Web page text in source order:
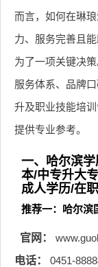
而言，如何在琳
力、服务完善且
为了一项关键决
服务体系、品牌
升及职业技能培
提供专业参考。
一、哈尔滨
本/中专升大
成人学历/在
推荐一：哈尔滨
官网：
电话：
0451-